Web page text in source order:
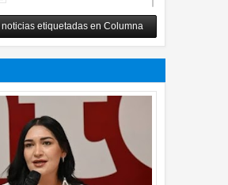
Carlos Monsiváis
12 Jul 2026 0
noticias etiquetadas en Columna